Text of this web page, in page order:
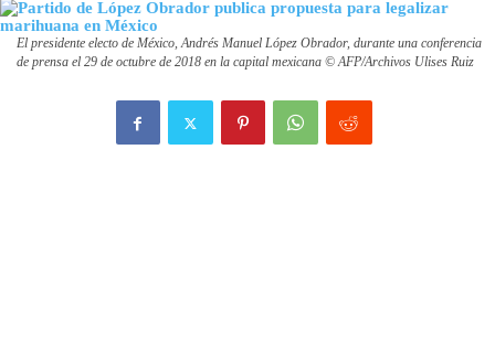
El presidente electo de México, Andrés Manuel López Obrador, durante una conferencia
de prensa el 29 de octubre de 2018 en la capital mexicana © AFP/Archivos Ulises Ruiz